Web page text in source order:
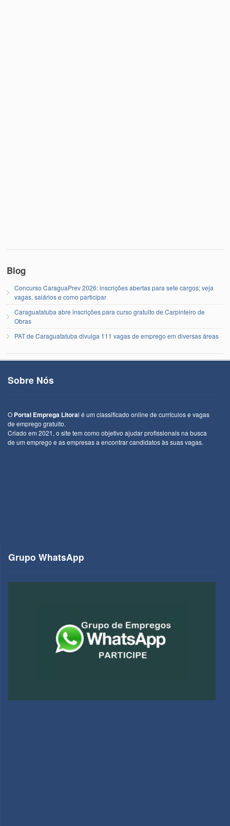
Blog
Concurso CaraguaPrev 2026: inscrições abertas para sete cargos; veja
vagas, salários e como participar
Caraguatatuba abre inscrições para curso gratuito de Carpinteiro de
Obras
PAT de Caraguatatuba divulga 111 vagas de emprego em diversas áreas
Sobre Nós
O Portal Emprega Litoral é um classificado online de currículos e vagas
de emprego gratuito.
Criado em 2021, o site tem como objetivo ajudar profissionais na busca
de um emprego e as empresas a encontrar candidatos às suas vagas.
Grupo WhatsApp